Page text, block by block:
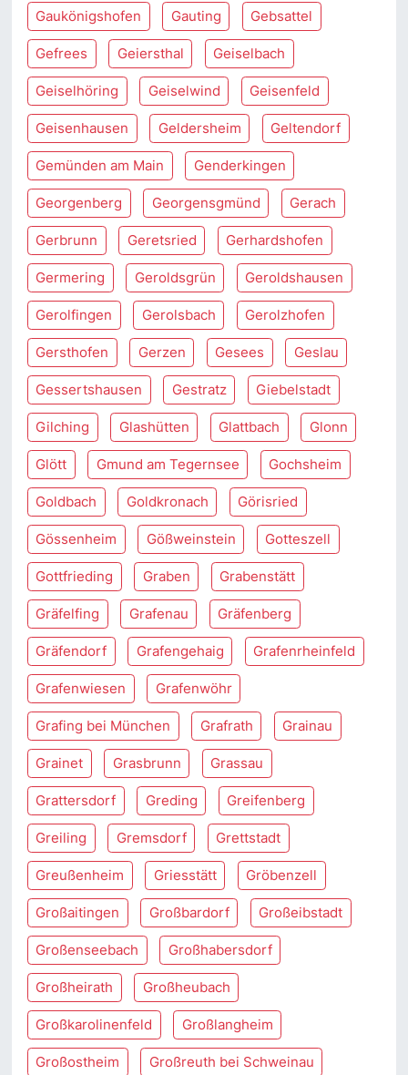
Gaukönigshofen Gauting Gebsattel
Gefrees Geiersthal Geiselbach
Geiselhöring Geiselwind Geisenfeld
Geisenhausen Geldersheim Geltendorf
Gemünden am Main Genderkingen
Georgenberg Georgensgmünd Gerach
Gerbrunn Geretsried Gerhardshofen
Germering Geroldsgrün Geroldshausen
Gerolfingen Gerolsbach Gerolzhofen
Gersthofen Gerzen Gesees Geslau
Gessertshausen Gestratz Giebelstadt
Gilching Glashütten Glattbach Glonn
Glött Gmund am Tegernsee Gochsheim
Goldbach Goldkronach Görisried
Gössenheim Gößweinstein Gotteszell
Gottfrieding Graben Grabenstätt
Gräfelfing Grafenau Gräfenberg
Gräfendorf Grafengehaig Grafenrheinfeld
Grafenwiesen Grafenwöhr
Grafing bei München Grafrath Grainau
Grainet Grasbrunn Grassau
Grattersdorf Greding Greifenberg
Greiling Gremsdorf Grettstadt
Greußenheim Griesstätt Gröbenzell
Großaitingen Großbardorf Großeibstadt
Großenseebach Großhabersdorf
Großheirath Großheubach
Großkarolinenfeld Großlangheim
Großostheim Großreuth bei Schweinau